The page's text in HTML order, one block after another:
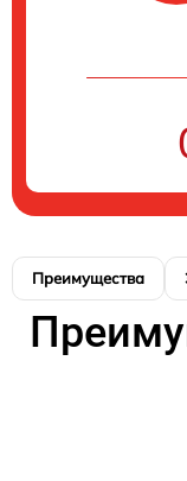
Преимущества